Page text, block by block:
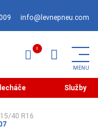
info@levnepneu.com
Služby
40 R16